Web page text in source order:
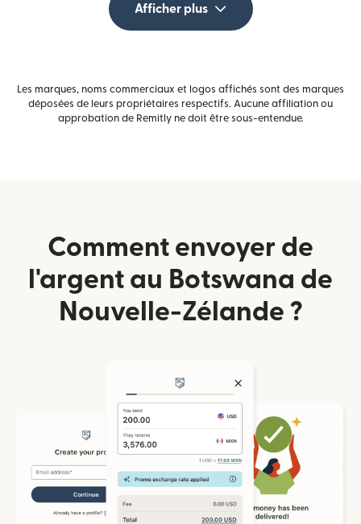
Afficher plus
Les marques, noms commerciaux et logos affichés sont des marques
déposées de leurs propriétaires respectifs. Aucune affiliation ou
approbation de Remitly ne doit être sous-entendue.
Comment envoyer de
l'argent au Botswana de
Nouvelle-Zélande ?